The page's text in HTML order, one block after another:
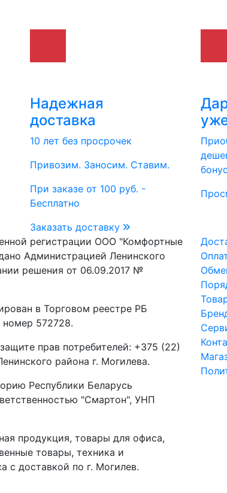
Надежная
доставка
10 лет без просрочек
Привозим. Заносим. Ставим.
При заказе от 100 руб. -
Бесплатно
Заказать доставку
регистрации ООО "Комфортные
Администрацией Ленинского
решения от 06.09.2017 №
в Торговом реестре РБ
номер 572728.
прав потребителей: +375 (22)
района г. Могилева.
Республики Беларусь
"Смартон", УНП
продукция, товары для офиса,
товары, техника и
с доставкой по г. Могилев.